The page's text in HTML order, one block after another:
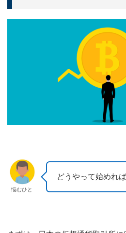
悩むひと
どうやって始めれ